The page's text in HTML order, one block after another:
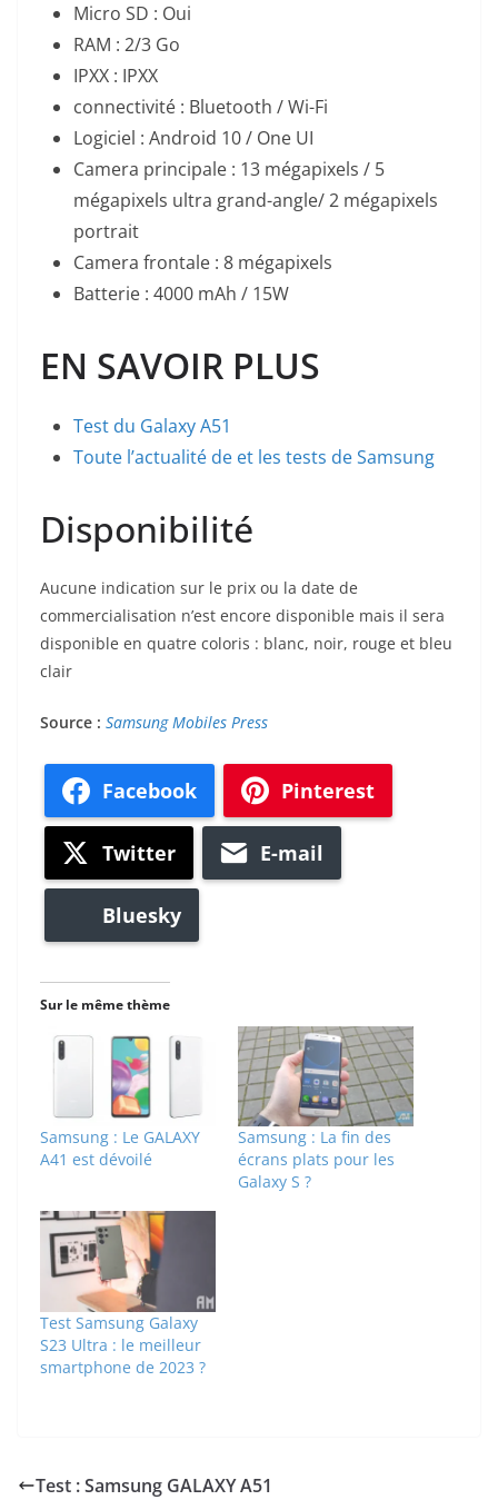
Micro SD : Oui
RAM : 2/3 Go
IPXX : IPXX
connectivité : Bluetooth / Wi-Fi
Logiciel : Android 10 / One UI
Camera principale : 13 mégapixels / 5
mégapixels ultra grand-angle/ 2 mégapixels
portrait
Camera frontale : 8 mégapixels
Batterie : 4000 mAh / 15W
EN SAVOIR PLUS
Test du Galaxy A51
Toute l’actualité de et les tests de Samsung
Disponibilité
Aucune indication sur le prix ou la date de
commercialisation n’est encore disponible mais il sera
disponible en quatre coloris : blanc, noir, rouge et bleu
clair
Source : Samsung Mobiles Press
Facebook Pinterest
Twitter E-mail
Bluesky
Sur le même thème
Samsung : Le GALAXY
A41 est dévoilé
Samsung : La fin des
écrans plats pour les
Galaxy S ?
Test Samsung Galaxy
S23 Ultra : le meilleur
smartphone de 2023 ?
Test : Samsung GALAXY A51